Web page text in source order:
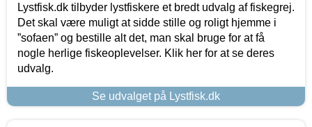
Lystfisk.dk tilbyder lystfiskere et bredt udvalg af fiskegrej.
Det skal være muligt at sidde stille og roligt hjemme i
”sofaen” og bestille alt det, man skal bruge for at få
nogle herlige fiskeoplevelser. Klik her for at se deres
udvalg.
Se udvalget på Lystfisk.dk